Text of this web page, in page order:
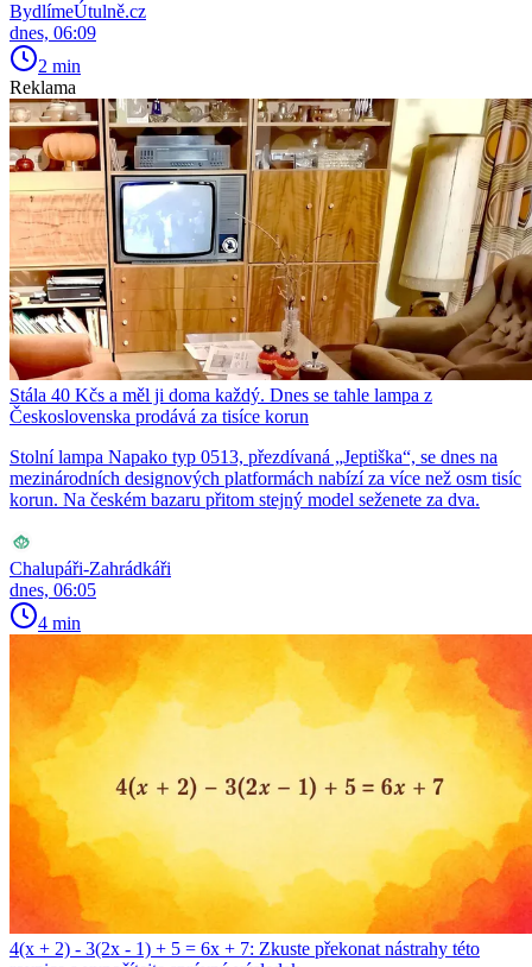
BydlímeÚtulně.cz
dnes, 06:09
2 min
Reklama
Stála 40 Kčs a měl ji doma každý. Dnes se tahle lampa z
Československa prodává za tisíce korun
Stolní lampa Napako typ 0513, přezdívaná „Jeptiška“, se dnes na
mezinárodních designových platformách nabízí za více než osm tisíc
korun. Na českém bazaru přitom stejný model seženete za dva.
Chalupáři-Zahrádkáři
dnes, 06:05
4 min
4(x + 2) - 3(2x - 1) + 5 = 6x + 7: Zkuste překonat nástrahy této